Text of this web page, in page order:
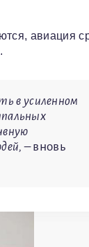
авиация
в усиленном
– вновь